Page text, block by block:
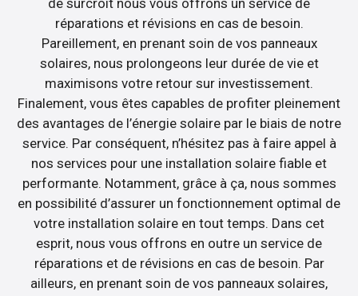
de surcroît nous vous offrons un service de
réparations et révisions en cas de besoin.
Pareillement, en prenant soin de vos panneaux
solaires, nous prolongeons leur durée de vie et
maximisons votre retour sur investissement.
Finalement, vous êtes capables de profiter pleinement
des avantages de l’énergie solaire par le biais de notre
service. Par conséquent, n’hésitez pas à faire appel à
nos services pour une installation solaire fiable et
performante. Notamment, grâce à ça, nous sommes
en possibilité d’assurer un fonctionnement optimal de
votre installation solaire en tout temps. Dans cet
esprit, nous vous offrons en outre un service de
réparations et de révisions en cas de besoin. Par
ailleurs, en prenant soin de vos panneaux solaires,